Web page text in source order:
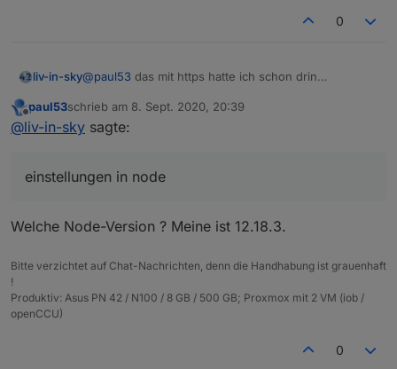
0
liv-in-sky@paul53 das mit https hatte ich schon drin
agent wird erkannt - aber fehler ist immer noch
habe einiges probiert auch mal mit axios
Spoiler
in einigen forum redet man von system einstellungen
Offline
paul53schrieb am 8. Sept. 2020, 20:39
zuletzt editiert von
@liv-in-sky sagte:
einstellungen in node
Welche Node-Version ? Meine ist 12.18.3.
Bitte verzichtet auf Chat-Nachrichten, denn die Handhabung ist grauenhaft
!
Produktiv: Asus PN 42 / N100 / 8 GB / 500 GB; Proxmox mit 2 VM (iob /
openCCU)
0